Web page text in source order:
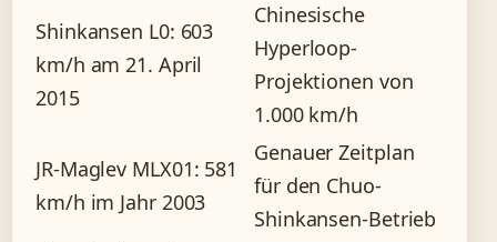
Shinkansen L0: 603
km/h am 21. April
2015
Chinesische
Hyperloop-
Projektionen von
1.000 km/h
JR-Maglev MLX01: 581
km/h im Jahr 2003
Genauer Zeitplan
für den Chuo-
Shinkansen-Betrieb